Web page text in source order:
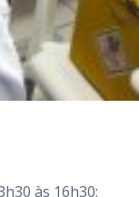
às 16h30;